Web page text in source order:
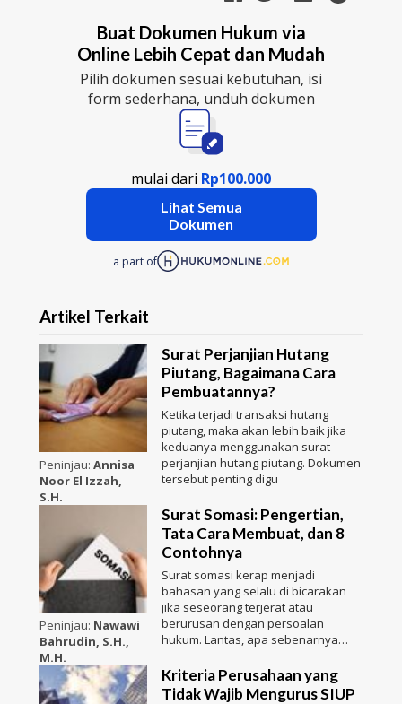
Buat Dokumen Hukum via
Online Lebih Cepat dan Mudah
Pilih dokumen sesuai kebutuhan, isi
form sederhana, unduh dokumen
mulai dari Rp100.000
Lihat Semua
Dokumen
a part of
Artikel Terkait
Peninjau: Annisa
Noor El Izzah,
S.H.
Surat Perjanjian Hutang
Piutang, Bagaimana Cara
Pembuatannya?
Ketika terjadi transaksi hutang
piutang, maka akan lebih baik jika
keduanya menggunakan surat
perjanjian hutang piutang. Dokumen
tersebut penting digu
Peninjau: Nawawi
Bahrudin, S.H.,
M.H.
Surat Somasi: Pengertian,
Tata Cara Membuat, dan 8
Contohnya
Surat somasi kerap menjadi
bahasan yang selalu di bicarakan
jika seseorang terjerat atau
berurusan dengan persoalan
hukum. Lantas, apa sebenarnya
Kriteria Perusahaan yang
Tidak Wajib Mengurus SIUP